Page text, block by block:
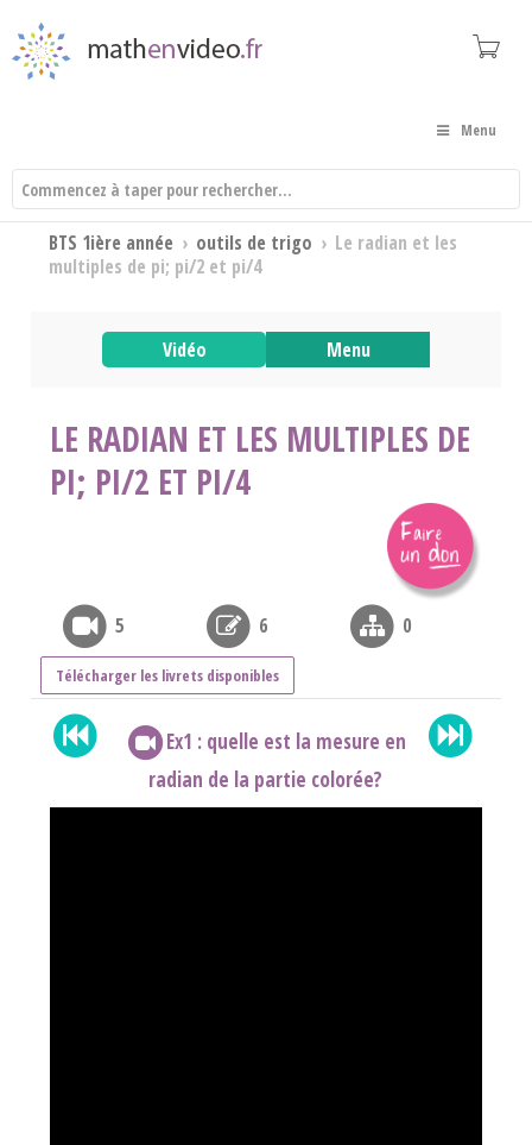
Menu
BTS 1ière année › outils de trigo › Le radian et les
multiples de pi; pi/2 et pi/4
Vidéo Menu
LE RADIAN ET LES MULTIPLES DE
PI; PI/2 ET PI/4
5 6 0
Télécharger les livrets disponibles
Ex1 : quelle est la mesure en
radian de la partie colorée?